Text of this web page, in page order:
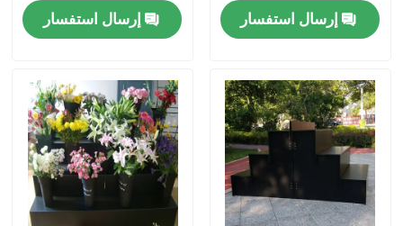
أخبار
حالات
صفائح بلاستيكية مموجة
إرسال استفسار
إرسال استفسار